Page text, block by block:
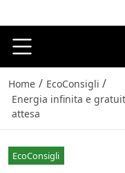
Home / EcoConsigli /
Energia infinita e
attesa
EcoConsigli